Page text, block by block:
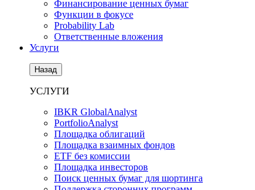
Финансирование ценных бумаг
Функции в фокусе
Probability Lab
Ответственные вложения
Услуги
Назад
УСЛУГИ
IBKR GlobalAnalyst
PortfolioAnalyst
Площадка облигаций
Площадка взаимных фондов
ETF без комиссии
Площадка инвесторов
Поиск ценных бумаг для шортинга